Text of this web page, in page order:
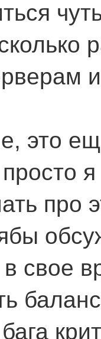
это
про
свое